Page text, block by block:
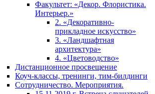
Факультет: «Декор. Флористика.
Интерьер.»
2. «Декоративно-
прикладное искусство»
3. «Ландшафтная
архитектура»
4. «Цветоводство»
Дистанционное просвещение
Коуч-классы, тренинги, тим-билдинги
Сотрудничество. Мероприятия.